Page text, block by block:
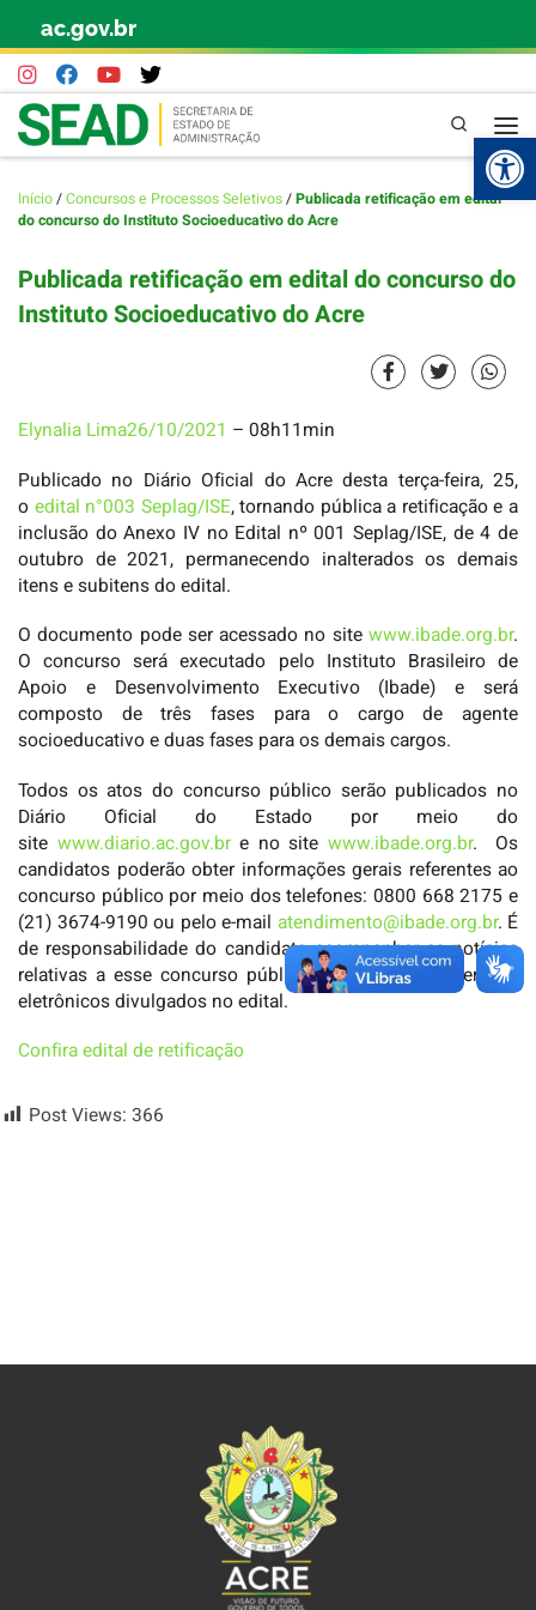
Skip to content
ac.gov.br
Pesquisa
Início/Concursos e Processos Seletivos/Publicada retificação em edital
do concurso do Instituto Socioeducativo do Acre
Publicada retificação em edital do concurso do
Instituto Socioeducativo do Acre
Elynalia Lima26/10/2021 – 08h11min
Publicado no Diário Oficial do Acre desta terça-feira, 25,
o edital n°003 Seplag/ISE, tornando pública a retificação e a
inclusão do Anexo IV no Edital nº 001 Seplag/ISE, de 4 de
outubro de 2021, permanecendo inalterados os demais
itens e subitens do edital.
O documento pode ser acessado no site www.ibade.org.br.
O concurso será executado pelo Instituto Brasileiro de
Apoio e Desenvolvimento Executivo (Ibade) e será
composto de três fases para o cargo de agente
socioeducativo e duas fases para os demais cargos.
Todos os atos do concurso público serão publicados no
Diário Oficial do Estado por meio do
site www.diario.ac.gov.bre no site www.ibade.org.br. Os
candidatos poderão obter informações gerais referentes ao
concurso público por meio dos telefones: 0800 668 2175 e
(21) 3674-9190 ou pelo e-mail atendimento@ibade.org.br. É
de responsabilidade do candidato acompanhar as notícias
relativas a esse concurso público nos locais e endereços
eletrônicos divulgados no edital.
Confira edital de retificação
Post Views: 366